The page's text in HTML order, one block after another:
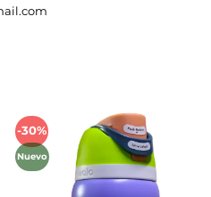
-30%
Nuevo
Añadir
lista de
deseos